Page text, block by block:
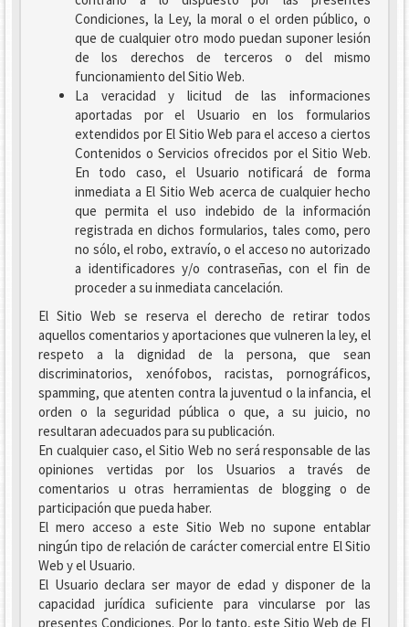
Condiciones, la Ley, la moral o el orden público, o
que de cualquier otro modo puedan suponer lesión
de los derechos de terceros o del mismo
funcionamiento del Sitio Web.
La veracidad y licitud de las informaciones
aportadas por el Usuario en los formularios
extendidos por El Sitio Web para el acceso a ciertos
Contenidos o Servicios ofrecidos por el Sitio Web.
En todo caso, el Usuario notificará de forma
inmediata a El Sitio Web acerca de cualquier hecho
que permita el uso indebido de la información
registrada en dichos formularios, tales como, pero
no sólo, el robo, extravío, o el acceso no autorizado
a identificadores y/o contraseñas, con el fin de
proceder a su inmediata cancelación.
El Sitio Web se reserva el derecho de retirar todos
aquellos comentarios y aportaciones que vulneren la ley, el
respeto a la dignidad de la persona, que sean
discriminatorios, xenófobos, racistas, pornográficos,
spamming, que atenten contra la juventud o la infancia, el
orden o la seguridad pública o que, a su juicio, no
resultaran adecuados para su publicación.
En cualquier caso, el Sitio Web no será responsable de las
opiniones vertidas por los Usuarios a través de
comentarios u otras herramientas de blogging o de
participación que pueda haber.
El mero acceso a este Sitio Web no supone entablar
ningún tipo de relación de carácter comercial entre El Sitio
Web y el Usuario.
El Usuario declara ser mayor de edad y disponer de la
capacidad jurídica suficiente para vincularse por las
presentes Condiciones. Por lo tanto, este Sitio Web de El